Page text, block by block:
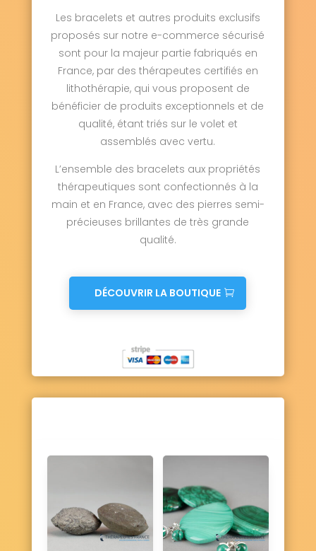
Les bracelets et autres produits exclusifs
proposés sur notre e-commerce sécurisé
sont pour la majeur partie fabriqués en
France, par des thérapeutes certifiés en
lithothérapie, qui vous proposent de
bénéficier de produits exceptionnels et de
qualité, étant triés sur le volet et
assemblés avec vertu.
L’ensemble des bracelets aux propriétés
thérapeutiques sont confectionnés à la
main et en France, avec des pierres semi-
précieuses brillantes de très grande
qualité.
DÉCOUVRIR LA BOUTIQUE